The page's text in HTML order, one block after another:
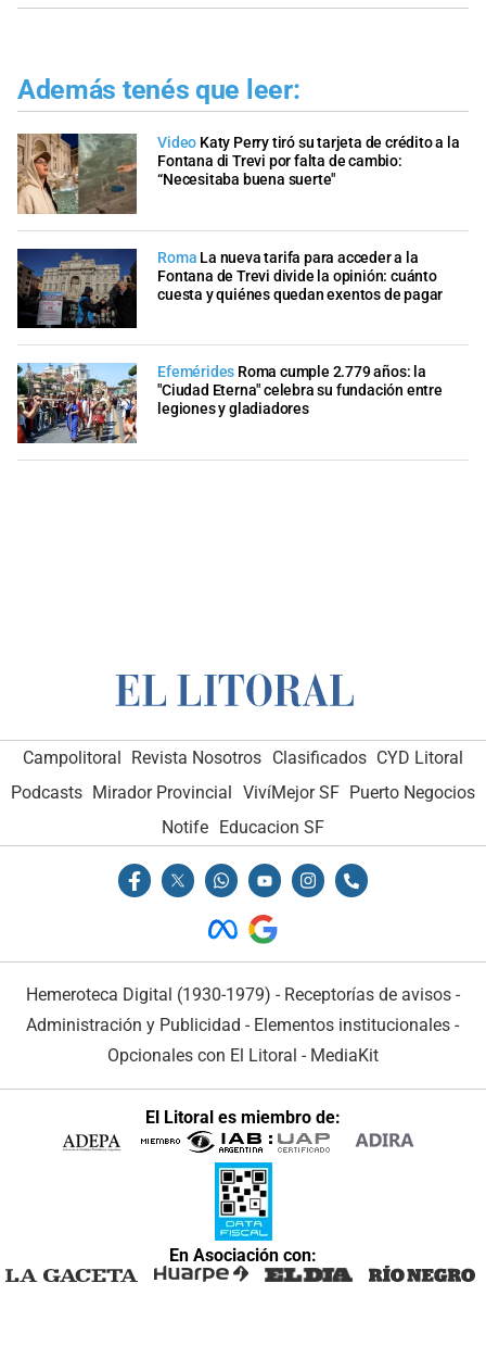
Además tenés que leer:
Video Katy Perry tiró su tarjeta de crédito a la
Fontana di Trevi por falta de cambio:
“Necesitaba buena suerte"
Roma La nueva tarifa para acceder a la
Fontana de Trevi divide la opinión: cuánto
cuesta y quiénes quedan exentos de pagar
Efemérides Roma cumple 2.779 años: la
"Ciudad Eterna" celebra su fundación entre
legiones y gladiadores
Campolitoral Revista Nosotros Clasificados CYD Litoral
Podcasts Mirador Provincial VivíMejor SF Puerto Negocios
Notife
Educacion SF
Hemeroteca Digital (1930-1979) - Receptorías de avisos -
Administración y Publicidad - Elementos institucionales -
Opcionales con El Litoral - MediaKit
El Litoral es miembro de:
En Asociación con: